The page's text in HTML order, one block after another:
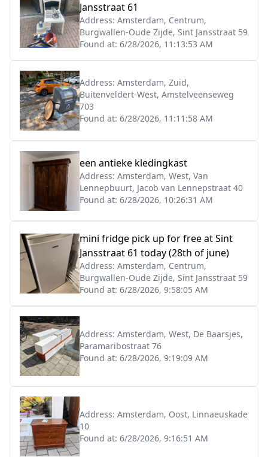
Jansstraat 61
Address: Amsterdam, Centrum,
Burgwallen-Oude Zijde, Sint Jansstraat 59
Found at: 6/28/2026, 11:13:53 AM
Address: Amsterdam, Zuid,
Buitenveldert-West, Amstelveenseweg
703
Found at: 6/28/2026, 11:11:58 AM
een antieke kledingkast
Address: Amsterdam, West, Van
Lennepbuurt, Jacob van Lennepstraat 40
Found at: 6/28/2026, 10:26:31 AM
mini fridge pick up for free at Sint
Jansstraat 61 today (28th of june)
Address: Amsterdam, Centrum,
Burgwallen-Oude Zijde, Sint Jansstraat 59
Found at: 6/28/2026, 9:58:05 AM
Address: Amsterdam, West, De Baarsjes,
Paramaribostraat 76
Found at: 6/28/2026, 9:19:09 AM
Address: Amsterdam, Oost, Linnaeuskade
10
Found at: 6/28/2026, 9:16:51 AM